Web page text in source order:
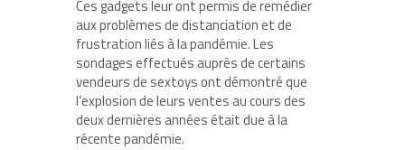
Ces gadgets leur ont permis de remédier
aux problèmes de distanciation et de
frustration liés à la pandémie. Les
sondages effectués auprès de certains
vendeurs de sextoys ont démontré que
l’explosion de leurs ventes au cours des
deux dernières années était due à la
récente pandémie.